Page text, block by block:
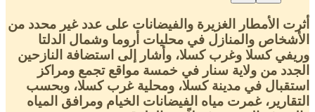
أثرت الأمطار الغزيرة والفيضانات على عدد غير محدد من
الأشخاص والمنازل في محليات أروما وشمال الدلتا
وريفي كسلا وغرب كسلا، وأشار إلى استضافة النازحين
الجدد من ولاية سنار في خمسة مواقع تجمع ومراكز
استقبال في مدينة كسلا، ومحلية غرب كسلا، وبحسب
التقارير، غمرت مياه الفيضانات الخيام ومرافق المياه